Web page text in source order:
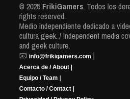
© 2025 FrikiGamers. Todos los
rights reserved.
Medio independiente dedicado a
cultura geek. / Independent media
and geek culture.
📧 info@frikigamers.com |
Acerca de / About |
Equipo / Team |
Contacto / Contact |